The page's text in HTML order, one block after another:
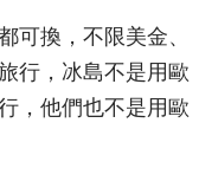
可換，不限美金、
行，冰島不是用歐
，他們也不是用歐